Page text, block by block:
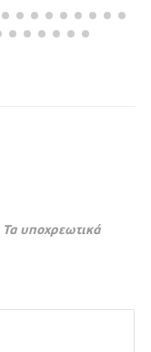
Τα υποχρεωτικά